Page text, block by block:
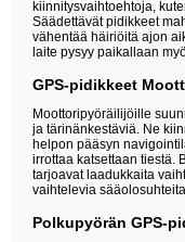
kiinnitysvaihtoehtoja,
Säädettävät pidikkeet
vähentää häiriöitä ajon
laite pysyy paikallaan
GPS-pidikkeet
Moottoripyöräilijöille
ja tärinänkestäviä. Ne
helpon pääsyn
irrottaa katsettaan tiestä.
tarjoavat laadukkaita
vaihtelevia sääolosuhteita.
Polkupyörän GPS-